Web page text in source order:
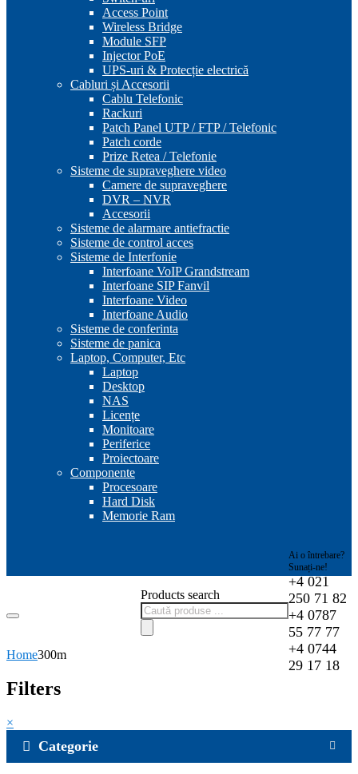
Access Point
Wireless Bridge
Module SFP
Injector PoE
UPS-uri & Protecție electrică
Cabluri și Accesorii
Cablu Telefonic
Rackuri
Patch Panel UTP / FTP / Telefonic
Patch corde
Prize Retea / Telefonie
Sisteme de supraveghere video
Camere de supraveghere
DVR – NVR
Accesorii
Sisteme de alarmare antiefractie
Sisteme de control acces
Sisteme de Interfonie
Interfoane VoIP Grandstream
Interfoane SIP Fanvil
Interfoane Video
Interfoane Audio
Sisteme de conferinta
Sisteme de panica
Laptop, Computer, Etc
Laptop
Desktop
NAS
Licențe
Monitoare
Periferice
Proiectoare
Componente
Procesoare
Hard Disk
Memorie Ram
Products search
Ai o întrebare?
Sunați-ne!
+4 021
250 71 82
+4 0787
55 77 77
+4 0744
29 17 18
Home300m
Filters
×
Categorie